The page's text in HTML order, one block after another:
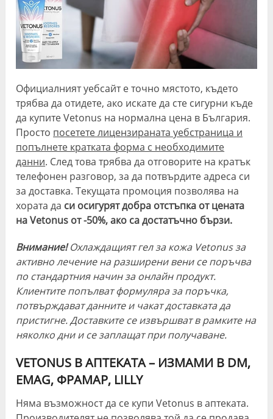
Официалният уебсайт е точно мястото, където
трябва да отидете, ако искате да сте сигурни къде
да купите Vetonus на нормална цена в България.
Просто посетете лицензираната уебстраница и
попълнете кратката форма с необходимите
данни. След това трябва да отговорите на кратък
телефонен разговор, за да потвърдите адреса си
за доставка. Текущата промоция позволява на
хората да си осигурят добра отстъпка от цената
на Vetonus от -50%, ако са достатъчно бързи.
Внимание!Охлаждащият гел за кожа Vetonus за
активно лечение на разширени вени се поръчва
по стандартния начин за онлайн продукт.
Клиентите попълват формуляра за поръчка,
потвърждават данните и чакат доставката да
пристигне. Доставките се извършват в рамките на
няколко дни и се заплащат при получаване.
VETONUS В АПТЕКАТА – ИЗМАМИ В DM,
EMAG, ФРАМАР, LILLY
Няма възможност да се купи Vetonus в аптеката.